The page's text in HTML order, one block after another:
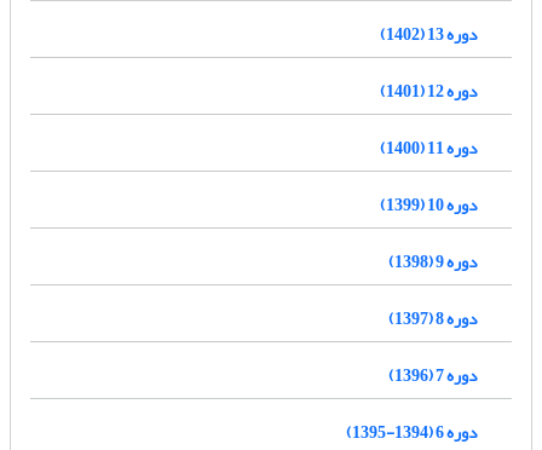
دوره 13 (1402)
دوره 12 (1401)
دوره 11 (1400)
دوره 10 (1399)
دوره 9 (1398)
دوره 8 (1397)
دوره 7 (1396)
دوره 6 (1394-1395)